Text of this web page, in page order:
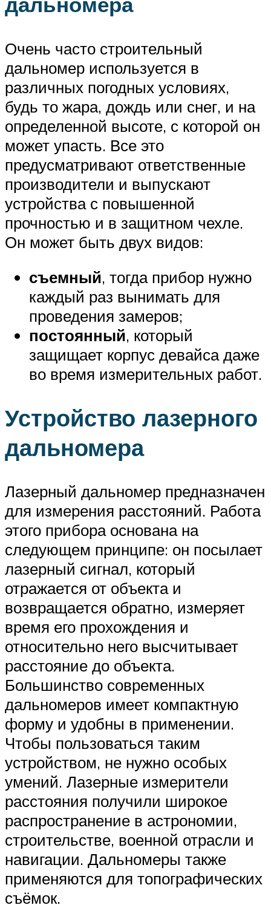
Очень часто строительный
дальномер используется в
различных погодных условиях,
будь то жара, дождь или снег, и на
определенной высоте, с которой он
может упасть. Все это
предусматривают ответственные
производители и выпускают
устройства с повышенной
прочностью и в защитном чехле.
Он может быть двух видов:
съемный, тогда прибор нужно
каждый раз вынимать для
проведения замеров;
постоянный, который
защищает корпус девайса даже
во время измерительных работ.
Устройство лазерного
дальномера
Лазерный дальномер предназначен
для измерения расстояний. Работа
этого прибора основана на
следующем принципе: он посылает
лазерный сигнал, который
отражается от объекта и
возвращается обратно, измеряет
время его прохождения и
относительно него высчитывает
расстояние до объекта.
Большинство современных
дальномеров имеет компактную
форму и удобны в применении.
Чтобы пользоваться таким
устройством, не нужно особых
умений. Лазерные измерители
расстояния получили широкое
распространение в астрономии,
строительстве, военной отрасли и
навигации. Дальномеры также
применяются для топографических
съёмок.